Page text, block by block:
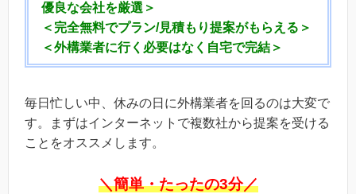
優良な会社を厳選＞
＜完全無料でプラン/見積もり提案がもらえる＞
＜外構業者に行く必要はなく自宅で完結＞
毎日忙しい中、休みの日に外構業者を回るのは大変で
す。まずはインターネットで複数社から提案を受ける
ことをオススメします。
＼簡単・たったの3分／